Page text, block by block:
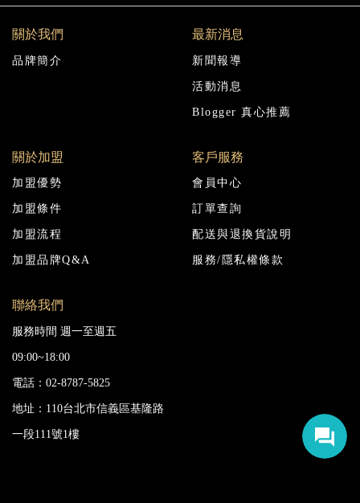
關於我們
品牌簡介
最新消息
新聞報導
活動消息
Blogger 真心推薦
關於加盟
加盟優勢
加盟條件
加盟流程
加盟品牌Q&A
客戶服務
會員中心
訂單查詢
配送與退換貨說明
服務/隱私權條款
聯絡我們
服務時間 週一至週五
09:00~18:00
電話：02-8787-5825
地址：110台北市信義區基隆路
一段111號1樓